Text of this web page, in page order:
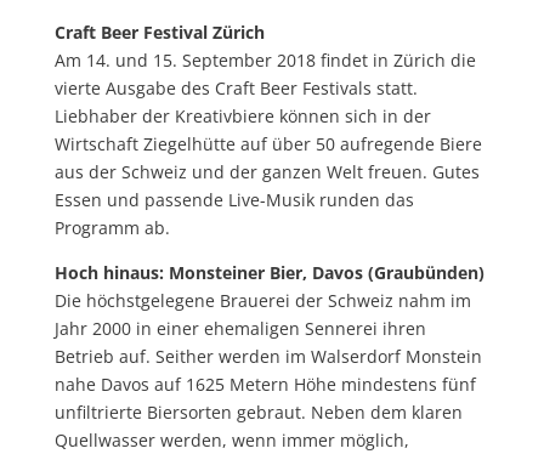
Craft Beer Festival Zürich
Am 14. und 15. September 2018 findet in Zürich die
vierte Ausgabe des Craft Beer Festivals statt.
Liebhaber der Kreativbiere können sich in der
Wirtschaft Ziegelhütte auf über 50 aufregende Biere
aus der Schweiz und der ganzen Welt freuen. Gutes
Essen und passende Live-Musik runden das
Programm ab.
Hoch hinaus: Monsteiner Bier, Davos (Graubünden)
Die höchstgelegene Brauerei der Schweiz nahm im
Jahr 2000 in einer ehemaligen Sennerei ihren
Betrieb auf. Seither werden im Walserdorf Monstein
nahe Davos auf 1625 Metern Höhe mindestens fünf
unfiltrierte Biersorten gebraut. Neben dem klaren
Quellwasser werden, wenn immer möglich,